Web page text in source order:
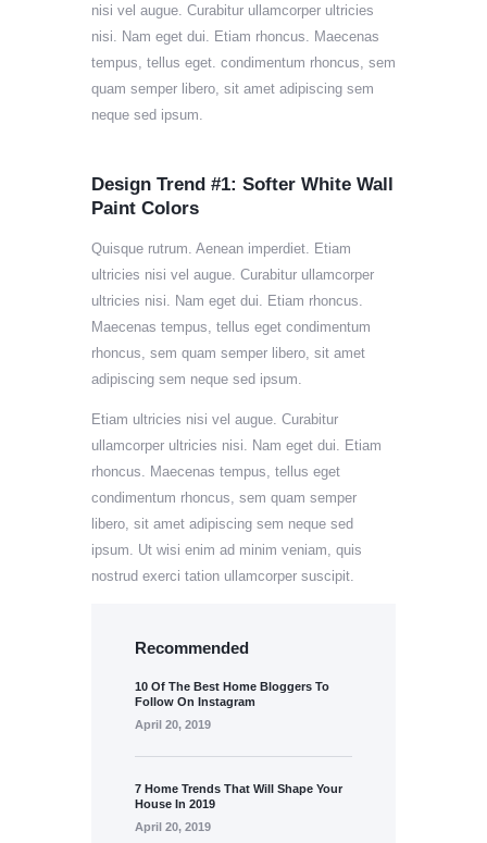
nisi vel augue. Curabitur ullamcorper ultricies
nisi. Nam eget dui. Etiam rhoncus. Maecenas
tempus, tellus eget. condimentum rhoncus, sem
quam semper libero, sit amet adipiscing sem
neque sed ipsum.
Design Trend #1: Softer White Wall
Paint Colors
Quisque rutrum. Aenean imperdiet. Etiam
ultricies nisi vel augue. Curabitur ullamcorper
ultricies nisi. Nam eget dui. Etiam rhoncus.
Maecenas tempus, tellus eget condimentum
rhoncus, sem quam semper libero, sit amet
adipiscing sem neque sed ipsum.
Etiam ultricies nisi vel augue. Curabitur
ullamcorper ultricies nisi. Nam eget dui. Etiam
rhoncus. Maecenas tempus, tellus eget
condimentum rhoncus, sem quam semper
libero, sit amet adipiscing sem neque sed
ipsum. Ut wisi enim ad minim veniam, quis
nostrud exerci tation ullamcorper suscipit.
Recommended
10 Of The Best Home Bloggers To
Follow On Instagram
April 20, 2019
7 Home Trends That Will Shape Your
House In 2019
April 20, 2019